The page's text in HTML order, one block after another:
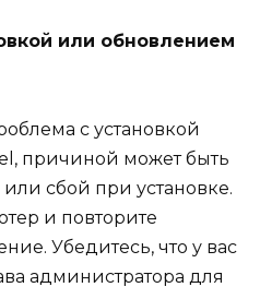
или обновлением
с установкой
причиной может быть
сбой при установке.
и повторите
Убедитесь, что у вас
администратора для